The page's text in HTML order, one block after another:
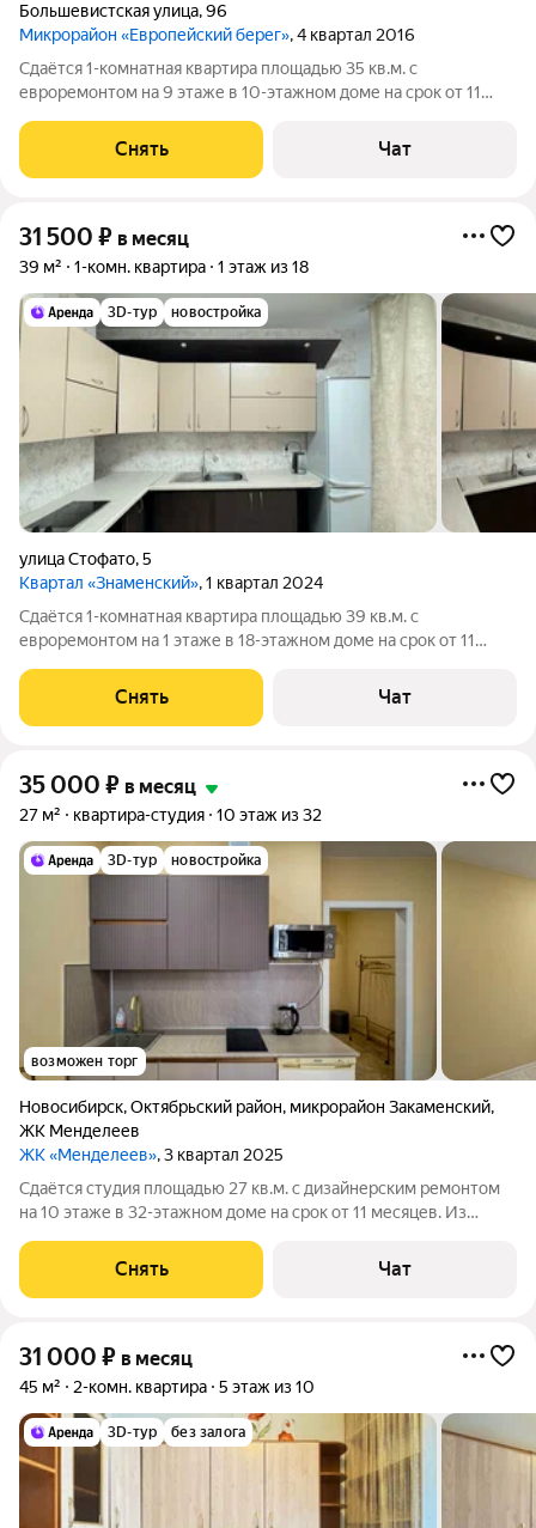
Большевистская улица,96
Микрорайон «Европейский берег», 4 квартал 2016
Сдаётся 1-комнатная квартира площадью 35 кв.м. с
евроремонтом на 9 этаже в 10-этажном доме на срок от 11
Стиральная машина Холодильник Дом - монолитный, окна
выходят на улицу. В подъезде 1 лифт - 1
Снять Чат
31 500 ₽ в месяц
39 м² 1-комн. квартира 1 этаж из 18
3D-тур новостройка
улица Стофато,5
Квартал «Знаменский», 1 квартал 2024
Сдаётся 1-комнатная квартира площадью 39 кв.м. с
евроремонтом на 1 этаже в 18-этажном доме на срок от 11
Холодильник Микроволновка Пылесос Дом - панельный, окна
выходят во двор. В подъезде 2
Снять Чат
35 000 ₽ в месяц
27 м² квартира-студия 10 этаж из 32
3D-тур новостройка
возможен торг
Новосибирск,Октябрьский район, микрорайон Закаменский,
ЖК Менделеев
ЖК «Менделеев», 3 квартал 2025
Сдаётся студия площадью 27 кв.м. с дизайнерским ремонтом
на 10 этаже в 32-этажном доме на срок от 11 месяцев. Из
Микроволновка Дом - монолитный, окна выходят во двор. Есть
консьерж. В подъезде 3
Снять Чат
31 000 ₽ в месяц
45 м² 2-комн. квартира 5 этаж из 10
3D-тур без залога